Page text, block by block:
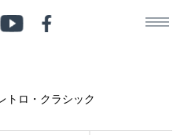
トロ・クラシック